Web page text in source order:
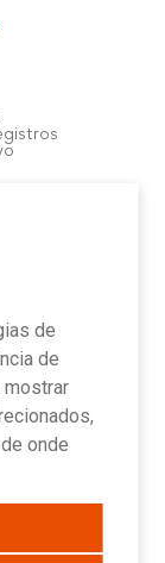
de
de
mostrar
onde
Técnicas e